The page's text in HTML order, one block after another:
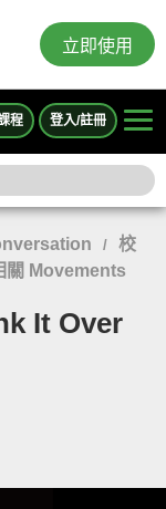
立即使用
程 登入/註冊
/
校
關 Movements
It Over